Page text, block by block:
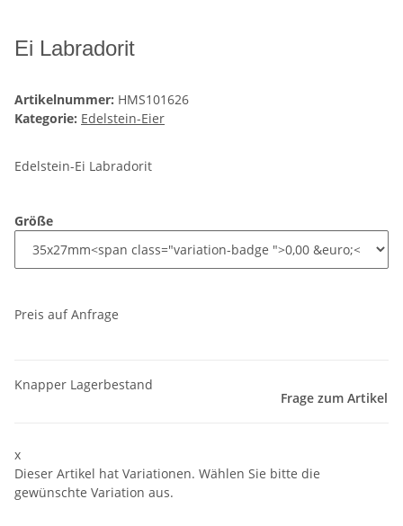
Ei Labradorit
Artikelnummer: HMS101626
Kategorie: Edelstein-Eier
Edelstein-Ei Labradorit
Größe
Preis auf Anfrage
Knapper Lagerbestand
Frage zum Artikel
x
Dieser Artikel hat Variationen. Wählen Sie bitte die
gewünschte Variation aus.